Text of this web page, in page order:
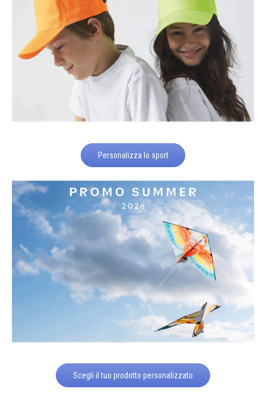
Personalizza lo sport
Scegli il tuo prodotto personalizzato